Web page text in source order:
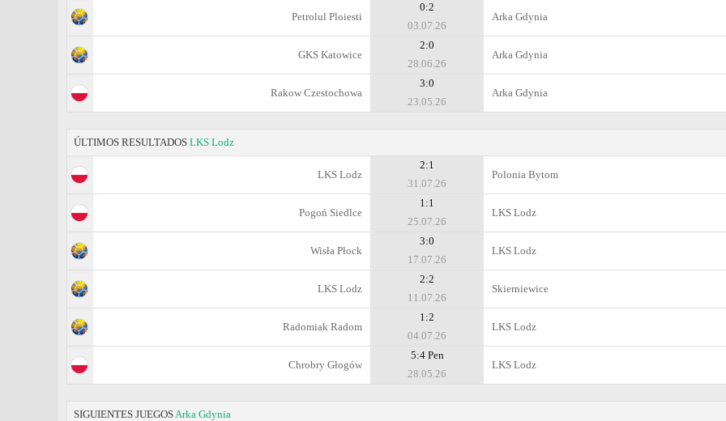
Petrolul Ploiesti
0:2
03.07.26
Arka Gdynia
GKS Katowice
2:0
28.06.26
Arka Gdynia
Rakow Czestochowa
3:0
23.05.26
Arka Gdynia
ÚLTIMOS RESULTADOS LKS Lodz
LKS Lodz
2:1
31.07.26
Polonia Bytom
Pogoń Siedlce
1:1
25.07.26
LKS Lodz
Wisła Płock
3:0
17.07.26
LKS Lodz
LKS Lodz
2:2
11.07.26
Skierniewice
Radomiak Radom
1:2
04.07.26
LKS Lodz
Chrobry Głogów
5:4 Pen
28.05.26
LKS Lodz
SIGUIENTES JUEGOSArka Gdynia